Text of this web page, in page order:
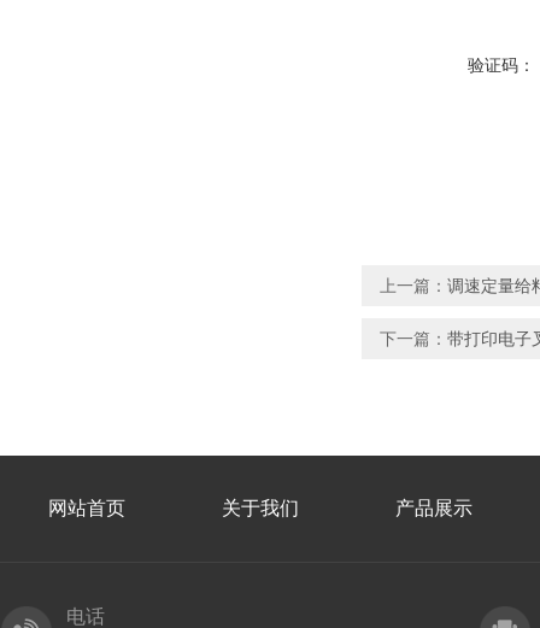
验证码：
上一篇： 调速定量给
下一篇： 带打印电子
网站首页 关于我们 产品展示
电话